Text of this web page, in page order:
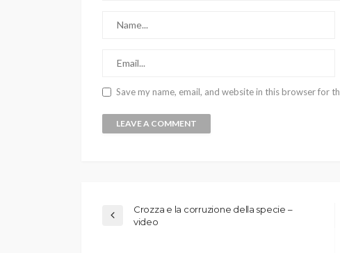
Save my name, email, and website in this browser for
Crozza e la corruzione della specie –
video